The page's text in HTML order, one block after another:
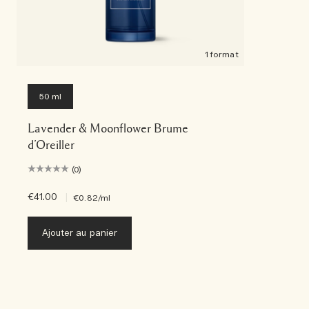
1 format
50 ml
Lavender & Moonflower Brume
d’Oreiller
(0)
€41.00 €0.82/ml
Ajouter au panier